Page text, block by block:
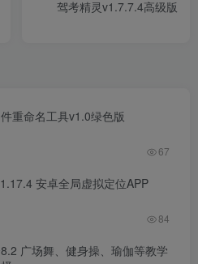
驾考精灵v1.7.7.4高级版
重命名工具v1.0绿色版
67
安卓全局虚拟定位APP
84
广场舞、健身操、瑜伽等教学